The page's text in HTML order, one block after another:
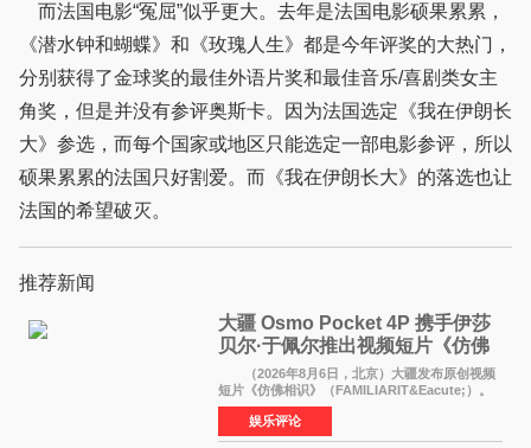
而法国电影“冤屈”似乎更大。去年是法国电影硕果累累，
《潜水钟和蝴蝶》和《玫瑰人生》都是今年评奖的大热门，
分别获得了金球奖的最佳外语片奖和最佳音乐/喜剧类女主
角奖，但是并没有参评奥斯卡。因为法国选定《我在伊朗长
大》参选，而每个国家或地区只能选定一部电影参评，所以
硕果累累的法国只好割爱。而《我在伊朗长大》的落选也让
法国的希望破灭。
推荐新闻
大疆 Osmo Pocket 4P 携手伊莎
贝尔·于佩尔推出视频短片《仿佛
相识》
（2026年8月6日，北京）大疆发布原创视频
短片《仿佛相识》（FAMILIARIT&Eacute;）。
视频短片由戛纳国际电影节最佳女演员伊莎贝尔·
于佩尔（Isabelle Huppert）主演，全程使用大
疆首款双主摄口
娱乐评论